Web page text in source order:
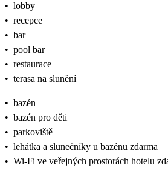
• lobby
• recepce
• bar
• pool bar
• restaurace
• terasa na slunění
• bazén
• bazén pro děti
• parkoviště
• lehátka a slunečníky u bazénu zdarma
• Wi-Fi ve veřejných prostorách hotelu